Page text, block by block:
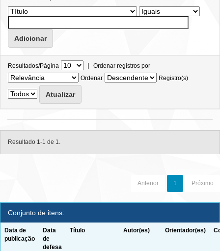
Resultados/Página | Ordenar registros por
Ordenar
Registro(s)
Resultado 1-1 de 1.
Anterior 1 Próximo
Conjunto de itens:
Data de
publicação
Data
de
defesa
Título Autor(es) Orientador(es)